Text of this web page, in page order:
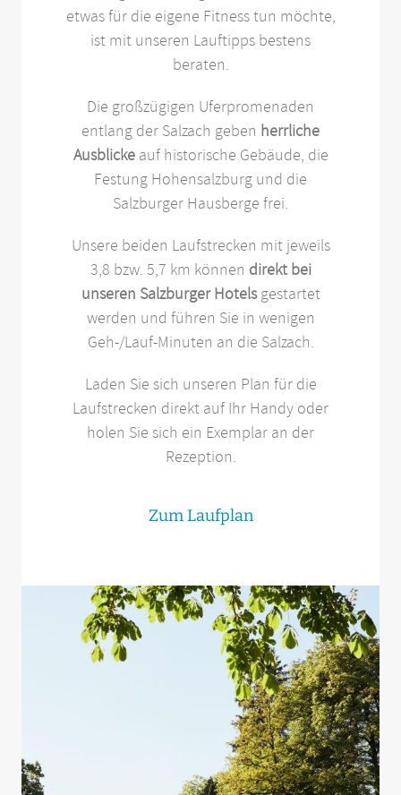
etwas für die eigene Fitness tun möchte,
ist mit unseren Lauftipps bestens
beraten.
Die großzügigen Uferpromenaden
entlang der Salzach geben herrliche
Ausblickeauf historische Gebäude, die
Festung Hohensalzburg und die
Salzburger Hausberge frei.
Unsere beiden Laufstrecken mit jeweils
3,8 bzw. 5,7 km können direkt bei
unseren Salzburger Hotelsgestartet
werden und führen Sie in wenigen
Geh-/Lauf-Minuten an die Salzach.
Laden Sie sich unseren Plan für die
Laufstrecken direkt auf Ihr Handy oder
holen Sie sich ein Exemplar an der
Rezeption.
Zum Laufplan